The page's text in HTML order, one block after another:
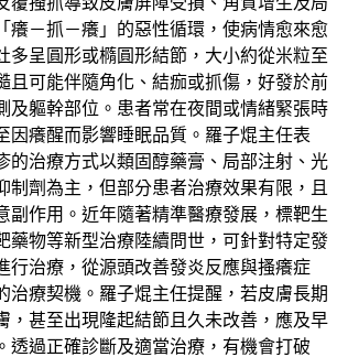
癢－抓－癢」的惡性循環，使病情愈來愈
多呈圓形或橢圓形結節，大小約從米粒至
且可能伴隨角化、結痂或抓傷，好發於前
及軀幹部位。患者常在夜間或情緒緊張時
因癢醒而影響睡眠品質。羅子焜主任表
的治療方式以類固醇藥膏、局部注射、光
制劑為主，但部分患者治療效果有限，且
副作用。近年隨著精準醫療發展，標靶生
藥物等新型治療陸續問世，可針對特定發
行治療，從源頭改善發炎反應與搔癢症
治療契機。羅子焜主任提醒，若皮膚長期
，甚至出現隆起結節且久未改善，應及早
透過正確診斷及適當治療，有機會打破